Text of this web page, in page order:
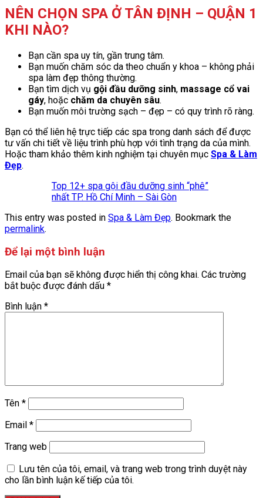
NÊN CHỌN SPA Ở TÂN ĐỊNH – QUẬN 1
KHI NÀO?
Bạn cần spa uy tín, gần trung tâm.
Bạn muốn chăm sóc da theo chuẩn y khoa – không phải
spa làm đẹp thông thường.
Bạn tìm dịch vụ gội đầu dưỡng sinh, massage cổ vai
gáy, hoặc chăm da chuyên sâu.
Bạn muốn môi trường sạch – đẹp – có quy trình rõ ràng.
Bạn có thể liên hệ trực tiếp các spa trong danh sách để được
tư vấn chi tiết về liệu trình phù hợp với tình trạng da của mình.
Hoặc tham khảo thêm kinh nghiệm tại chuyên mục Spa & Làm
Đẹp.
Top 12+ spa gội đầu dưỡng sinh “phê”
nhất TP. Hồ Chí Minh – Sài Gòn
This entry was posted in Spa & Làm Đẹp. Bookmark the
permalink.
Để lại một bình luận
Email của bạn sẽ không được hiển thị công khai. Các trường
bắt buộc được đánh dấu *
Bình luận *
Tên *
Email *
Trang web
Lưu tên của tôi, email, và trang web trong trình duyệt này
cho lần bình luận kế tiếp của tôi.